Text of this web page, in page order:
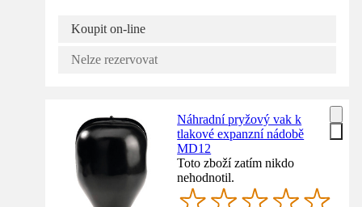
Koupit on-line
Nelze rezervovat
Náhradní pryžový vak k
tlakové expanzní nádobě
MD12
Toto zboží zatím nikdo
nehodnotil.